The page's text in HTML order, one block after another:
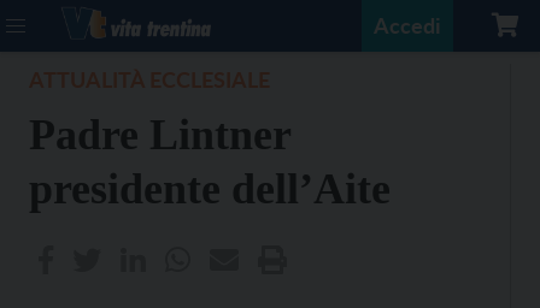
Accedi
Padre Lintner
presidente dell’Aite